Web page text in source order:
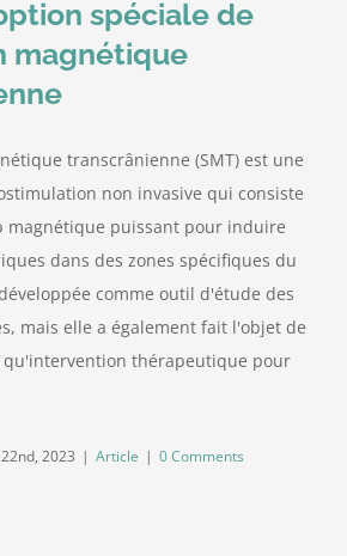
Nous contacter
spéciale de
magnétique
transcrânienne (SMT) est une
non invasive qui consiste
magnétique puissant pour induire
dans des zones spécifiques du
comme outil d'étude des
mais elle a également fait l'objet de
qu'intervention thérapeutique pour
2023 | Article | 0 Comments